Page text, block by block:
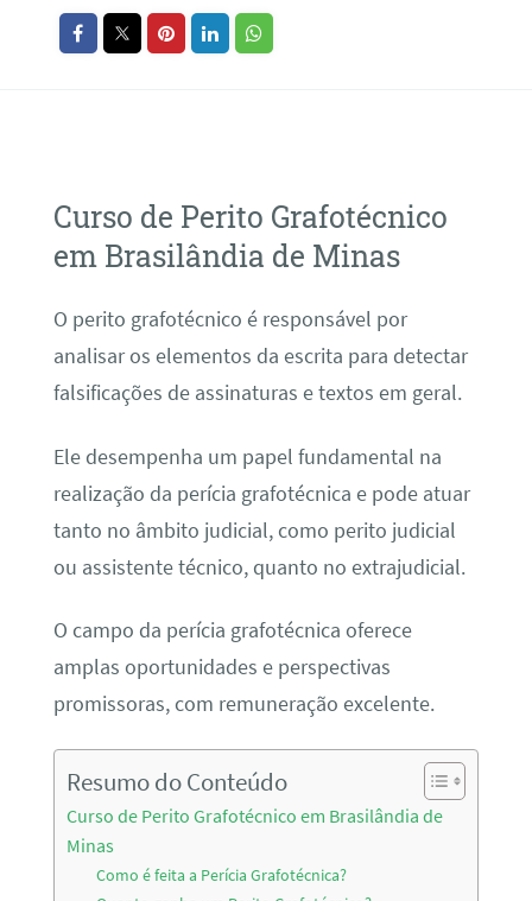
Curso de Perito Grafotécnico
em Brasilândia de Minas
O perito grafotécnico é responsável por
analisar os elementos da escrita para detectar
falsificações de assinaturas e textos em geral.
Ele desempenha um papel fundamental na
realização da perícia grafotécnica e pode atuar
tanto no âmbito judicial, como perito judicial
ou assistente técnico, quanto no extrajudicial.
O campo da perícia grafotécnica oferece
amplas oportunidades e perspectivas
promissoras, com remuneração excelente.
Resumo do Conteúdo
Curso de Perito Grafotécnico em Brasilândia de
Minas
Como é feita a Perícia Grafotécnica?